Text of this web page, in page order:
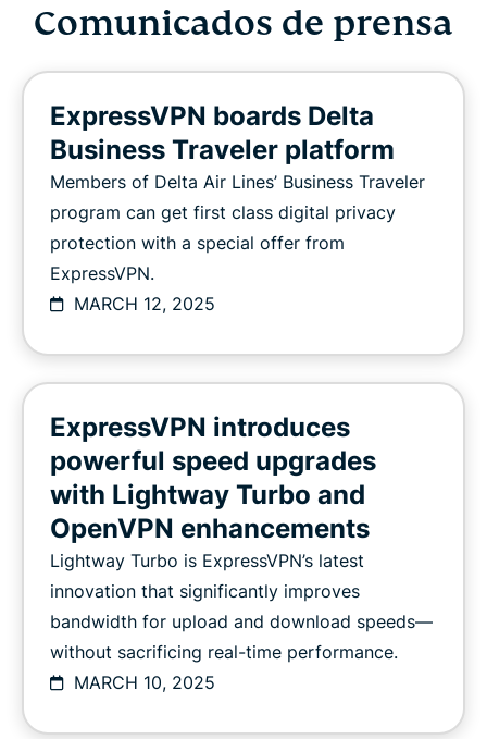
Comunicados de prensa
ExpressVPN boards Delta
Business Traveler platform
Members of Delta Air Lines’ Business Traveler
program can get first class digital privacy
protection with a special offer from
ExpressVPN.
MARCH 12, 2025
ExpressVPN introduces
powerful speed upgrades
with Lightway Turbo and
OpenVPN enhancements
Lightway Turbo is ExpressVPN’s latest
innovation that significantly improves
bandwidth for upload and download speeds—
without sacrificing real-time performance.
MARCH 10, 2025